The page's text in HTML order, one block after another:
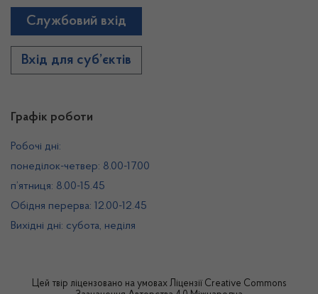
Графік роботи
Робочі дні:
понеділок-четвер: 8.00-17.00
п’ятниця: 8.00-15.45
Обідня перерва: 12.00-12.45
Вихідні дні: субота, неділя
Службовий вхід
Вхід для суб’єктів
Цей твір ліцензовано на умовах Ліцензії Creative Commons